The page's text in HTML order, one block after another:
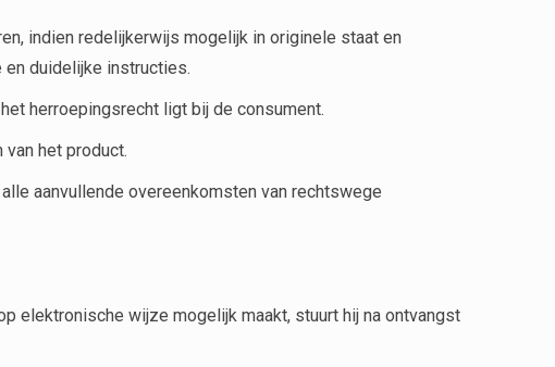
indien redelijkerwijs mogelijk in originele staat en
duidelijke instructies.
herroepingsrecht ligt bij de consument.
het product.
aanvullende overeenkomsten van rechtswege
elektronische wijze mogelijk maakt, stuurt hij na ontvangst